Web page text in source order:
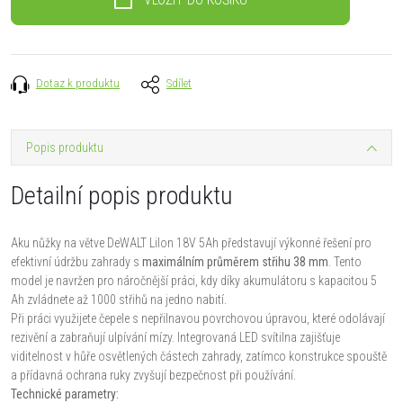
Dotaz k produktu Sdílet
Popis produktu
Detailní popis produktu
Aku nůžky na větve DeWALT LiIon 18V 5Ah představují výkonné řešení pro
efektivní údržbu zahrady s maximálním průměrem střihu 38 mm. Tento
model je navržen pro náročnější práci, kdy díky akumulátoru s kapacitou 5
Ah zvládnete až 1000 střihů na jedno nabití.
Při práci využijete čepele s nepřilnavou povrchovou úpravou, které odolávají
rezivění a zabraňují ulpívání mízy. Integrovaná LED svítilna zajišťuje
viditelnost v hůře osvětlených částech zahrady, zatímco konstrukce spouště
a přídavná ochrana ruky zvyšují bezpečnost při používání.
Technické parametry: